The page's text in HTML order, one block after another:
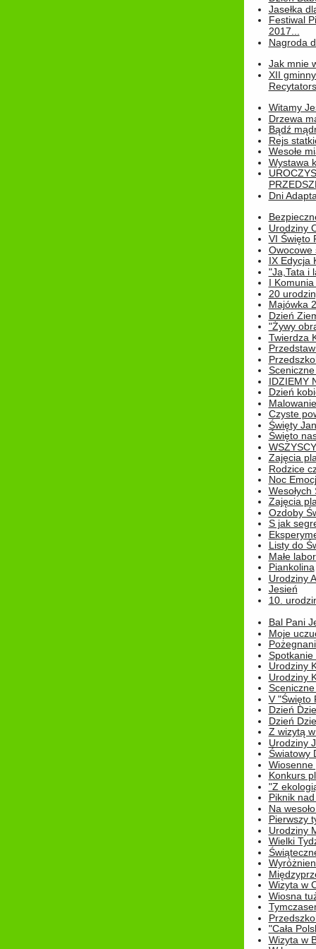
Jasełka
Festiwal
2017...
Nagroda
Jak mnie
XII
Witamy
Drzewa
Bądź
Rejs
Wesołe
Wystawa
Dni
Urodziny
VI Święto
Owocowe
IX Edycja
"Ja,Tata i
I
20
Majówka
Dzień
"Żywy
Twierdza
IDZIEMY
Dzień
Czyste
Święty
Święto
Zajęcia
Rodzice
Noc
Wesołych
Zajęcia
Ozdoby
S jak
Listy do
Małe
Piankolina
Urodziny
Jesień
10.
Bal Pani
Moje
Spotkanie
Urodziny
Urodziny
V "Święto
Dzień
Dzień
Z wizytą
Urodziny
Światowy
Wiosenne
Konkurs
"Z
Piknik
Na
Pierwszy
Urodziny
Wielki
Wizyta w
Wiosna
"Cała
Wizyta w